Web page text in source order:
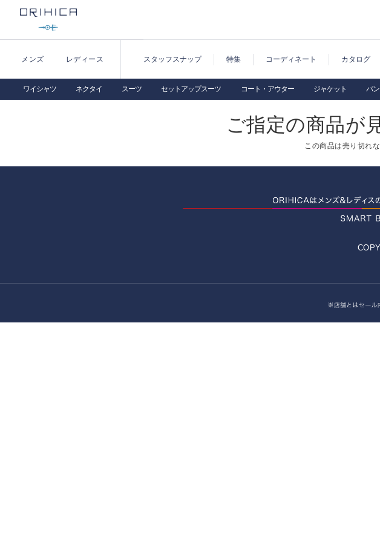
メンズ レディース スタッフスナップ 特集 コーディネート カタログ
ワイシャツ ネクタイ スーツ セットアップスーツ コート・アウター ジャケット パ
ご指定の商品が
この商品は売り切れ